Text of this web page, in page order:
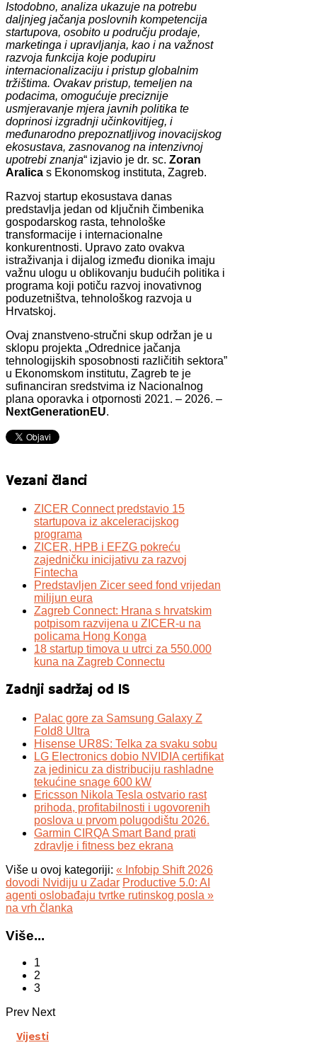
Istodobno, analiza ukazuje na potrebu
daljnjeg jačanja poslovnih kompetencija
startupova, osobito u području prodaje,
marketinga i upravljanja, kao i na važnost
razvoja funkcija koje podupiru
internacionalizaciju i pristup globalnim
tržištima. Ovakav pristup, temeljen na
podacima, omogućuje preciznije
usmjeravanje mjera javnih politika te
doprinosi izgradnji učinkovitijeg, i
međunarodno prepoznatljivog inovacijskog
ekosustava, zasnovanog na intenzivnoj
upotrebi znanja“ izjavio je dr. sc. Zoran
Aralica s Ekonomskog instituta, Zagreb.
Razvoj startup ekosustava danas
predstavlja jedan od ključnih čimbenika
gospodarskog rasta, tehnološke
transformacije i internacionalne
konkurentnosti. Upravo zato ovakva
istraživanja i dijalog između dionika imaju
važnu ulogu u oblikovanju budućih politika i
programa koji potiču razvoj inovativnog
poduzetništva, tehnološkog razvoja u
Hrvatskoj.
Ovaj znanstveno-stručni skup održan je u
sklopu projekta „Odrednice jačanja
tehnologijskih sposobnosti različitih sektora”
u Ekonomskom institutu, Zagreb te je
sufinanciran sredstvima iz Nacionalnog
plana oporavka i otpornosti 2021. – 2026. –
NextGenerationEU.
Vezani članci
ZICER Connect predstavio 15
startupova iz akceleracijskog
programa
ZICER, HPB i EFZG pokreću
zajedničku inicijativu za razvoj
Fintecha
Predstavljen Zicer seed fond vrijedan
milijun eura
Zagreb Connect: Hrana s hrvatskim
potpisom razvijena u ZICER-u na
policama Hong Konga
18 startup timova u utrci za 550.000
kuna na Zagreb Connectu
Zadnji sadržaj od IS
Palac gore za Samsung Galaxy Z
Fold8 Ultra
Hisense UR8S: Telka za svaku sobu
LG Electronics dobio NVIDIA certifikat
za jedinicu za distribuciju rashladne
tekućine snage 600 kW
Ericsson Nikola Tesla ostvario rast
prihoda, profitabilnosti i ugovorenih
poslova u prvom polugodištu 2026.
Garmin CIRQA Smart Band prati
zdravlje i fitness bez ekrana
Više u ovoj kategoriji: « Infobip Shift 2026
dovodi Nvidiju u Zadar Productive 5.0: AI
agenti oslobađaju tvrtke rutinskog posla »
na vrh članka
Više...
1
2
3
Prev Next
Vijesti